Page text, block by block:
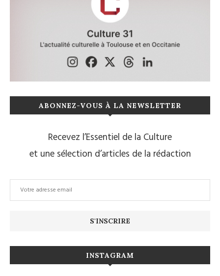
ABONNEZ-VOUS À LA NEWSLETTER
Recevez l’Essentiel de la Culture
et une sélection d’articles de la rédaction
INSTAGRAM